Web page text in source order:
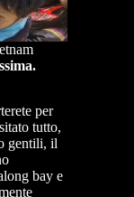
per
tutto,
gentili, il
bay e